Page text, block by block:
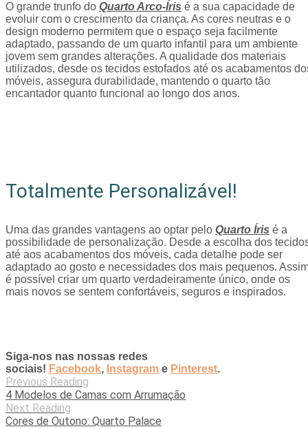
O grande trunfo do Quarto Arco-Íris é a sua capacidade de
evoluir com o crescimento da criança. As cores neutras e o
design moderno permitem que o espaço seja facilmente
adaptado, passando de um quarto infantil para um ambiente
jovem sem grandes alterações. A qualidade dos materiais
utilizados, desde os tecidos estofados até os acabamentos
móveis, assegura durabilidade, mantendo o quarto tão
encantador quanto funcional ao longo dos anos.
Totalmente Personalizável!
Uma das grandes vantagens ao optar pelo Quarto Íris é a
possibilidade de personalização. Desde a escolha dos
até aos acabamentos dos móveis, cada detalhe pode ser
adaptado ao gosto e necessidades dos mais pequenos.
é possível criar um quarto verdadeiramente único, onde os
mais novos se sentem confortáveis, seguros e inspirados.
Siga-nos nas nossas redes
sociais! Facebook, Instagram e Pinterest.
Previous Reading
4 Modelos de Camas com Arrumação
Next Reading
Cores de Outono: Quarto Palace